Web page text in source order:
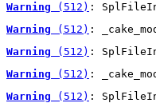
Warning (512) :
Warning (512) :
Warning (512) :
Warning (512) :
Warning (512) :